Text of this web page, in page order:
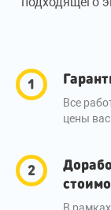
Все
цены